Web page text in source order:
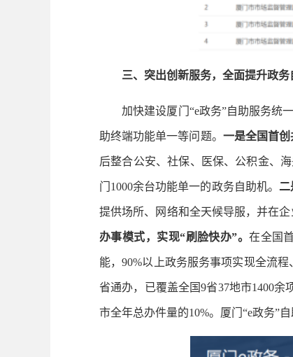
三、突出创新服务，全面提升政
加快建设厦门“e政务”自助服务统一
助终端功能单一等问题。 一是全国首
后整合公安、社保、医保、公积金、
门1000余台功能单一的政务自助机。 二
提供场所、网络和全天候导服，并在
办事模式，实现“刷脸快办”。在全国
能，90%以上政务服务事项实现全流程
省通办，已覆盖全国9省37地市1400余
市全年总办件量的10%。厦门“e政务”